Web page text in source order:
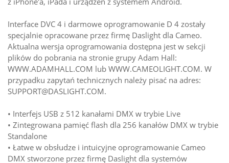
Interface DVC 4 i darmowe oprogramowanie D 4 zostały
specjalnie opracowane przez firmę Daslight dla Cameo.
Aktualna wersja oprogramowania dostępna jest w sekcji
plików do pobrania na stronie grupy Adam Hall:
WWW.ADAMHALL.COM lub WWW.CAMEOLIGHT.COM. W
przypadku zapytań technicznych należy pisać na adres:
SUPPORT@DASLIGHT.COM.
• Interfejs USB z 512 kanałami DMX w trybie Live
• Zintegrowana pamięć flash dla 256 kanałów DMX w trybie
Standalone
• Łatwe w obsłudze i intuicyjne oprogramowanie Cameo
DMX stworzone przez firmę Daslight dla systemów